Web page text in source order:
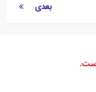
بعدی